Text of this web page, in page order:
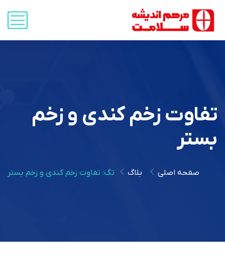
تفاوت زخم کندی و زخم
بستر
صفحه اصلی بلاگ تگ: تفاوت زخم کندی و زخم بستر